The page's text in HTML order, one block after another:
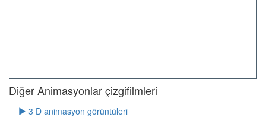
Diğer Animasyonlar çizgifilmleri
3 D animasyon görüntüleri